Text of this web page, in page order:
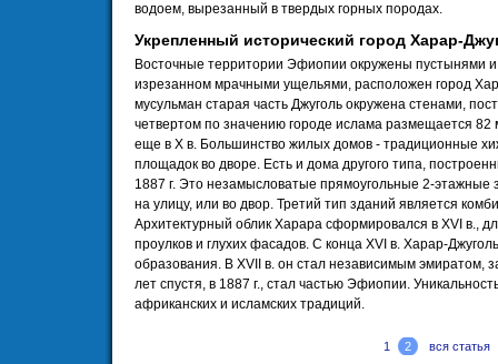
водоем, вырезанный в твердых горных породах.
Укрепленный исторический город Харар-
Восточные территории Эфиопии окружены пустынями
изрезанном мрачными ущельями, расположен город
мусульман старая часть Джуголь окружена стенами,
четвертом по значению городе ислама размещается
еще в X в. Большинство жилых домов - традиционные
площадок во дворе. Есть и дома другого типа,
1887 г. Это незамысловатые прямоугольные 2-
на улицу, или во двор. Третий тип зданий является
Архитектурный облик Харара сформировался в XVI в.,
проулков и глухих фасадов. С конца XVI в. Харар-
образования. В XVII в. он стал независимым эмиратом,
лет спустя, в 1887 г., стал частью Эфиопии.
африканских и исламских традиций.
1 2 вся статья